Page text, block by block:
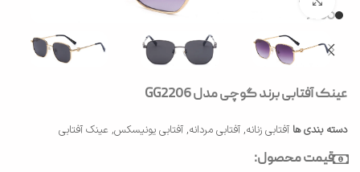
عینک آفتابی برند گوچی مدل GG2206
دسته بندی ها آفتابی زنانه, آفتابی مردانه, آفتابی یونیسکس, عینک آفتابی
قیمت محصول: